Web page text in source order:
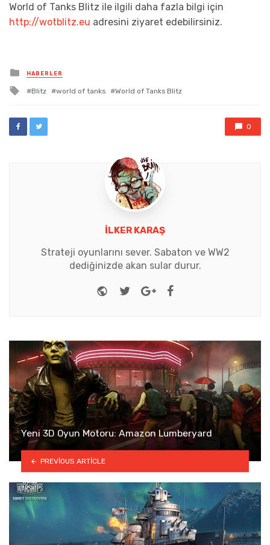
World of Tanks Blitz ile ilgili daha fazla bilgi için
http://wotblitz.eu adresini ziyaret edebilirsiniz.
Posted
in
HABERLER
Tagged
Blitz world of tanks World of Tanks Blitz
0
İLKER KARAŞ
Strateji oyunlarını sever. Sabaton ve WW2
dediğinizde akan sular durur.
Website
TwitterGoogle+Facebook
Yeni 3D Oyun Motoru: Amazon Lumberyard
PREVIOUS ARTICLE